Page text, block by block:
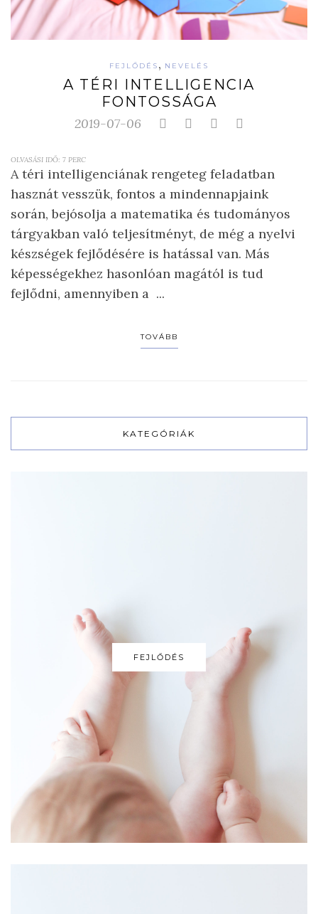
FEJLŐDÉS , NEVELÉS
A TÉRI INTELLIGENCIA
FONTOSSÁGA
2019-07-06
OLVASÁSI IDŐ: 7 PERC
A téri intelligenciának rengeteg feladatban
hasznát vesszük, fontos a mindennapjaink
során, bejósolja a matematika és tudományos
tárgyakban való teljesítményt, de még a nyelvi
készségek fejlődésére is hatással van. Más
képességekhez hasonlóan magától is tud
fejlődni, amennyiben a ...
TOVÁBB
KATEGÓRIÁK
FEJLŐDÉS